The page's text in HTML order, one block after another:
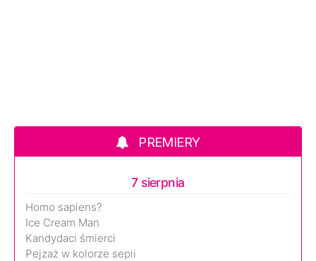
PREMIERY
7 sierpnia
Homo sapiens?
Ice Cream Man
Kandydaci śmierci
Pejzaż w kolorze sepii